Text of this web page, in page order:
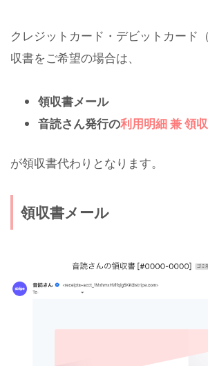
クレジットカード・デビットカード
収書をご希望の場合は、
領収書メール
音読さん発行の利用明細 兼 領
が領収書代わりとなります。
領収書メール